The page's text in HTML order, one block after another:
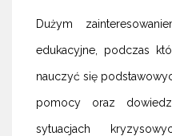
Dużym
edukacyjne, podczas
nauczyć się
pomocy oraz
sytuacjach